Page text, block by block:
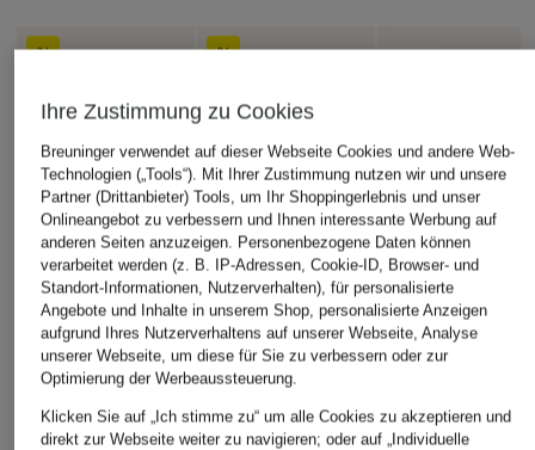
Ihre Zustimmung zu Cookies
Breuninger verwendet auf dieser Webseite Cookies und andere Web-
Technologien („Tools“). Mit Ihrer Zustimmung nutzen wir und unsere
Partner (Drittanbieter) Tools, um Ihr Shoppingerlebnis und unser
Onlineangebot zu verbessern und Ihnen interessante Werbung auf
anderen Seiten anzuzeigen. Personenbezogene Daten können
verarbeitet werden (z. B. IP-Adressen, Cookie-ID, Browser- und
Standort-Informationen, Nutzerverhalten), für personalisierte
Angebote und Inhalte in unserem Shop, personalisierte Anzeigen
aufgrund Ihres Nutzerverhaltens auf unserer Webseite, Analyse
unserer Webseite, um diese für Sie zu verbessern oder zur
Optimierung der Werbeaussteuerung.
Klicken Sie auf „Ich stimme zu“ um alle Cookies zu akzeptieren und
direkt zur Webseite weiter zu navigieren; oder auf „Individuelle